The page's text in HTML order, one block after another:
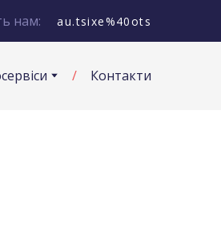
нам: au.tsixe%40ots
Контакти